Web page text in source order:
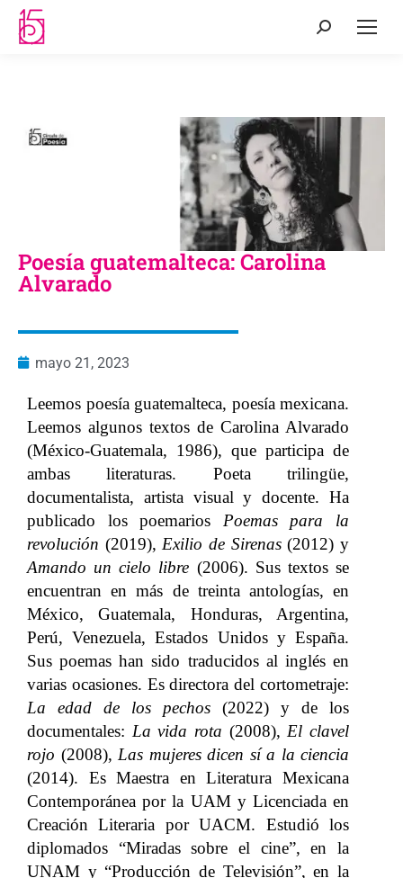
Poesía guatemalteca: Carolina
Alvarado
mayo 21, 2023
Leemos poesía guatemalteca, poesía mexicana.
Leemos algunos textos de Carolina Alvarado
(México-Guatemala, 1986), que participa de
ambas literaturas. Poeta trilingüe,
documentalista, artista visual y docente. Ha
publicado los poemarios Poemas para la
revolución (2019), Exilio de Sirenas(2012) y
Amando un cielo libre (2006). Sus textos se
encuentran en más de treinta antologías, en
México, Guatemala, Honduras, Argentina,
Perú, Venezuela, Estados Unidos y España.
Sus poemas han sido traducidos al inglés en
varias ocasiones. Es directora del cortometraje:
La edad de los pechos (2022) y de los
documentales: La vida rota (2008), El clavel
rojo (2008), Las mujeres dicen sí a la ciencia
(2014). Es Maestra en Literatura Mexicana
Contemporánea por la UAM y Licenciada en
Creación Literaria por UACM. Estudió los
diplomados “Miradas sobre el cine”, en la
UNAM y “Producción de Televisión”, en la